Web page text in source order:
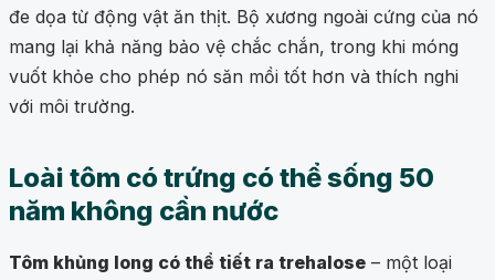
đe dọa từ động vật ăn thịt. Bộ xương ngoài cứng của nó
mang lại khả năng bảo vệ chắc chắn, trong khi móng
vuốt khỏe cho phép nó săn mồi tốt hơn và thích nghi
với môi trường.
Loài tôm có trứng có thể sống 50
năm không cần nước
Tôm khủng long có thể tiết ra trehalose – một loại